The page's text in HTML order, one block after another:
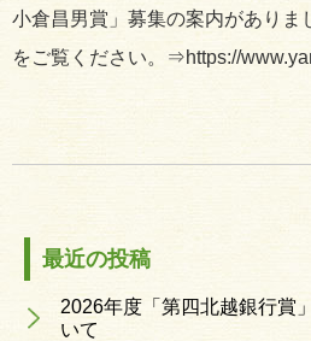
小倉昌男賞」募集の案内がありま
をご覧ください。⇒https://
最近の投稿
2026年度「第四北越銀行賞
いて